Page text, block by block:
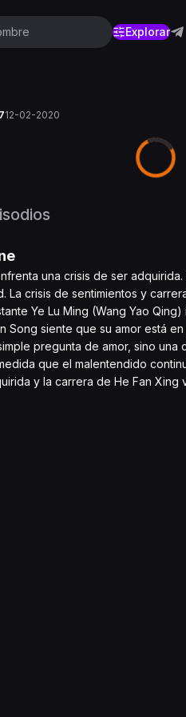
Explorar
12-02-2020
una crisis de ser
crisis de sentimientos y
Ye Lu Ming (Wang Yao
Song siente que su amor está
pregunta de amor, sino
que el malentendido
y la carrera de He Fan